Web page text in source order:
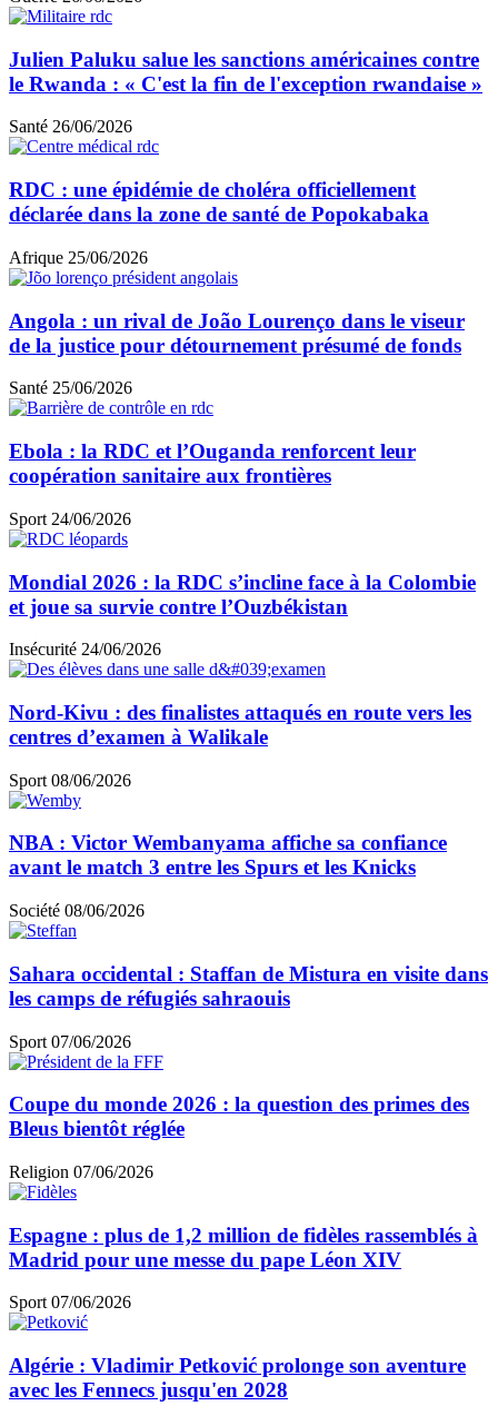
Julien Paluku salue les sanctions américaines contre
le Rwanda : « C'est la fin de l'exception rwandaise »
Santé 26/06/2026
RDC : une épidémie de choléra officiellement
déclarée dans la zone de santé de Popokabaka
Afrique 25/06/2026
Angola : un rival de João Lourenço dans le viseur
de la justice pour détournement présumé de fonds
Santé 25/06/2026
Ebola : la RDC et l’Ouganda renforcent leur
coopération sanitaire aux frontières
Sport 24/06/2026
Mondial 2026 : la RDC s’incline face à la Colombie
et joue sa survie contre l’Ouzbékistan
Insécurité 24/06/2026
Nord-Kivu : des finalistes attaqués en route vers les
centres d’examen à Walikale
Sport 08/06/2026
NBA : Victor Wembanyama affiche sa confiance
avant le match 3 entre les Spurs et les Knicks
Société 08/06/2026
Sahara occidental : Staffan de Mistura en visite dans
les camps de réfugiés sahraouis
Sport 07/06/2026
Coupe du monde 2026 : la question des primes des
Bleus bientôt réglée
Religion 07/06/2026
Espagne : plus de 1,2 million de fidèles rassemblés à
Madrid pour une messe du pape Léon XIV
Sport 07/06/2026
Algérie : Vladimir Petković prolonge son aventure
avec les Fennecs jusqu'en 2028